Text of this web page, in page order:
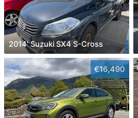
2014' Suzuki SX4 S-Cross
€16,490